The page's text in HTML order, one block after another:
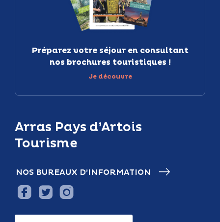
Arras Pays d’Artois
Tourisme
NOS BUREAUX D’INFORMATION
Préparez votre séjour en consultant
nos brochures touristiques !
Je découvre